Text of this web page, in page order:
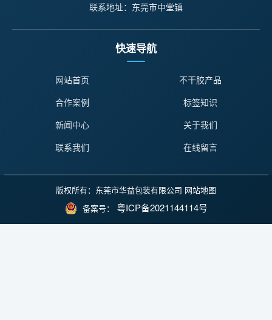
联系地址：东莞市中堂镇
快速导航
网站首页
不干胶产品
合作案例
标签知识
新闻中心
关于我们
联系我们
在线留言
版权所有：东莞市华益包装有限公司 网站地图
备案号： 粤ICP备2021144114号